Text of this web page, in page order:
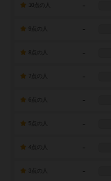
-
-
-
7点の人 -
-
-
-
-